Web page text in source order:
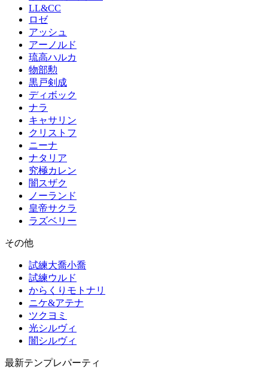
LL&CC
ロゼ
アッシュ
アーノルド
琉高ハルカ
物部勲
黒戸剣成
ディボック
ナラ
キャサリン
クリストフ
ニーナ
ナタリア
究極カレン
闇スザク
ノーランド
皇帝サクラ
ラズベリー
その他
試練大喬小喬
試練ウルド
からくりモトナリ
ニケ&アテナ
ツクヨミ
光シルヴィ
闇シルヴィ
最新テンプレパーティ